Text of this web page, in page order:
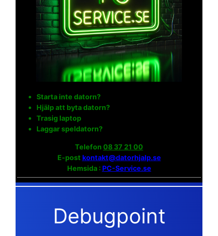
Starta inte datorn?
Hjälp att byta datorn?
Trasig laptop
Laggar speldatorn?
Telefon 08 37 21 00
E-post kontakt@datorhjalp.se
Hemsida :PC-Service.se
Debugpoint